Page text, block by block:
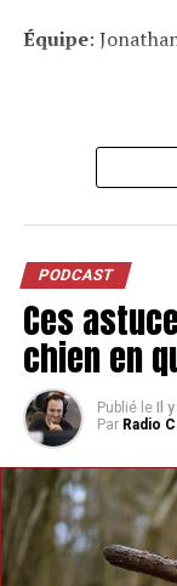
Équipe:
PODCAST
Ces
chien en
Publié le Il
Par Radio